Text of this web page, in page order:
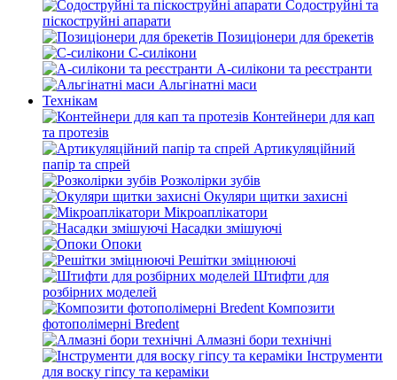
Содоструйні та
піскоструйні апарати
Позиціонери для брекетів
С-силікони
А-силікони та реєстранти
Альгінатні маси
Технікам
Контейнери для кап
та протезів
Артикуляційний
папір та спрей
Розколірки зубів
Окуляри щитки захисні
Мікроаплікатори
Насадки змішуючі
Опоки
Решітки зміцнюючі
Штифти для
розбірних моделей
Композити
фотополімерні Bredent
Алмазні бори технічні
Інструменти
для воску гіпсу та кераміки